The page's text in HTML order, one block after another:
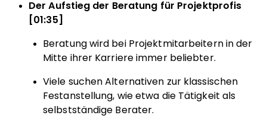
Der Aufstieg der Beratung für Projektprofis
[01:35]
Beratung wird bei Projektmitarbeitern in der
Mitte ihrer Karriere immer beliebter.
Viele suchen Alternativen zur klassischen
Festanstellung, wie etwa die Tätigkeit als
selbstständige Berater.